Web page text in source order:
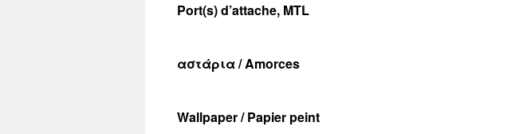
Port(s) d’attache, MTL
αστάρια / Amorces
Wallpaper / Papier peint